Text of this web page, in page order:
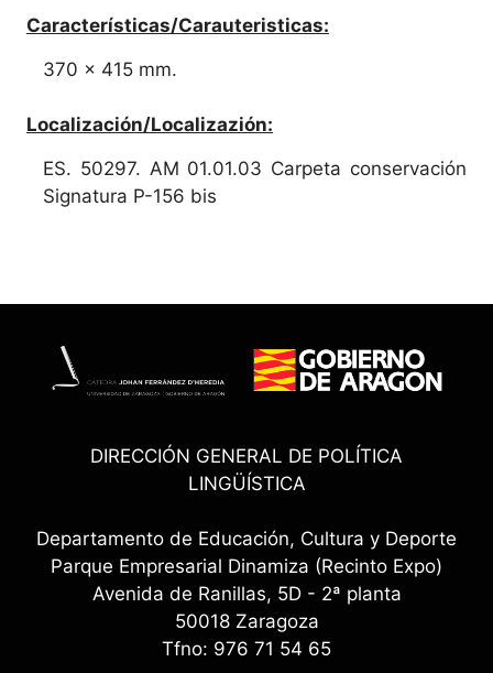
Características/Carauteristicas:
370 x 415 mm.
Localización/Localizazión:
ES. 50297. AM 01.01.03 Carpeta conservación
Signatura P-156 bis
DIRECCIÓN GENERAL DE POLÍTICA
LINGÜÍSTICA
Departamento de Educación, Cultura y Deporte
Parque Empresarial Dinamiza (Recinto Expo)
Avenida de Ranillas, 5D - 2ª planta
50018 Zaragoza
Tfno: 976 71 54 65